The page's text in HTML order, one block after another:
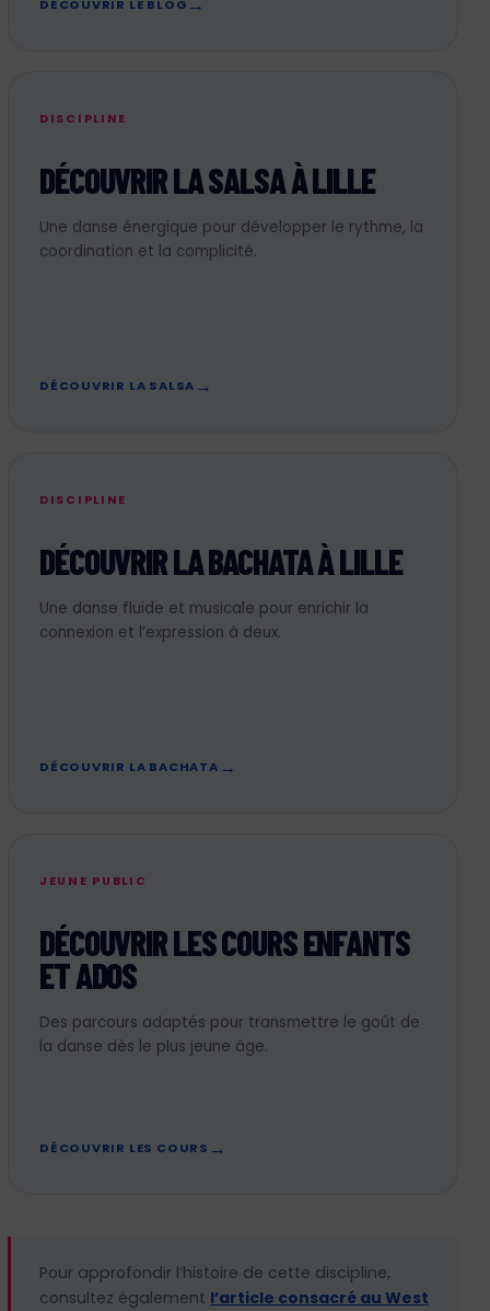
DÉCOUVRIR LE BLOG
DISCIPLINE
DÉCOUVRIR LA SALSA À LILLE
Une danse énergique pour développer le rythme, la
coordination et la complicité.
DÉCOUVRIR LA SALSA
DISCIPLINE
DÉCOUVRIR LA BACHATA À LILLE
Une danse fluide et musicale pour enrichir la
connexion et l’expression à deux.
DÉCOUVRIR LA BACHATA
JEUNE PUBLIC
DÉCOUVRIR LES COURS ENFANTS
ET ADOS
Des parcours adaptés pour transmettre le goût de
la danse dès le plus jeune âge.
DÉCOUVRIR LES COURS
Pour approfondir l’histoire de cette discipline,
consultez également l’article consacré au West